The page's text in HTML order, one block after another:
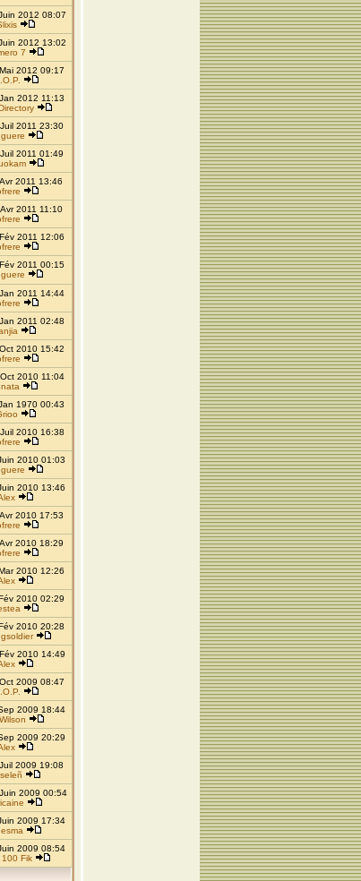
2012 08:07
2012 13:02
7
2012 09:17
2012 11:13
2011 23:30
2011 01:49
2011 13:46
2011 11:10
2011 12:06
2011 00:15
2011 14:44
2011 02:48
2010 15:42
2010 11:04
1970 00:43
2010 16:38
2010 01:03
2010 13:46
2010 17:53
2010 18:29
2010 12:26
2010 02:29
2010 20:28
2010 14:49
2009 08:47
2009 18:44
2009 20:29
2009 19:08
2009 00:54
2009 17:34
2009 08:54
100 Fik